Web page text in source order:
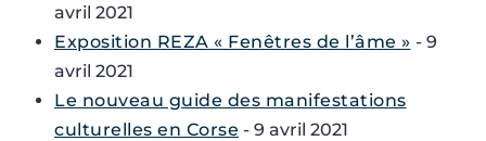
avril 2021
Exposition REZA « Fenêtres de l’âme » - 9
avril 2021
Le nouveau guide des manifestations
culturelles en Corse - 9 avril 2021